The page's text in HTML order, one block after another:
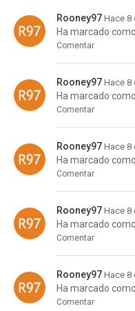
Rooney97 Hace 8
Ha marcado
Comentar
Rooney97 Hace 8
Ha marcado
Comentar
Rooney97 Hace 8
Ha marcado
Comentar
Rooney97 Hace 8
Ha marcado
Comentar
Rooney97 Hace 8
Ha marcado
Comentar